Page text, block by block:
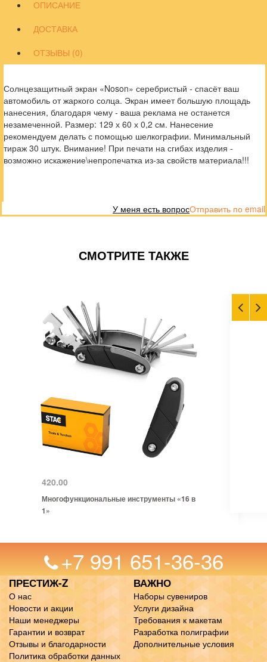
ОПИСАНИЕ
ДОСТАВКА
ОТЗЫВЫ (0)
Солнцезащитный экран «Noson» серебристый - спасёт ваш
автомобиль от жаркого солца. Экран имеет большую площадь
нанесения, благодаря чему - ваша реклама не останется
незамеченной. Размер: 129 х 60 х 0,2 см. Нанесение
рекомендуем делать с помощью шелкографии. Минимальный
тираж 30 штук. Внимание! При печати на сгибах изделия -
возможно искажение\непропечатка из-за свойств материала!!!
Отправить по email
У меня есть вопрос
СМОТРИТЕ ТАКЖЕ
420.00
Многофункциональные инструменты «16 в
1»
+7 991 651-36-36
ПРЕСТИЖ-Z
О нас
Новости и акции
Наши менеджеры
Гарантии и возврат
Отзывы и благодарности
Политика обработки данных
ВАЖНО
Наборы сувениров
Услуги дизайна
Требования к макетам
Разработка полиграфии
Дополнительные условия